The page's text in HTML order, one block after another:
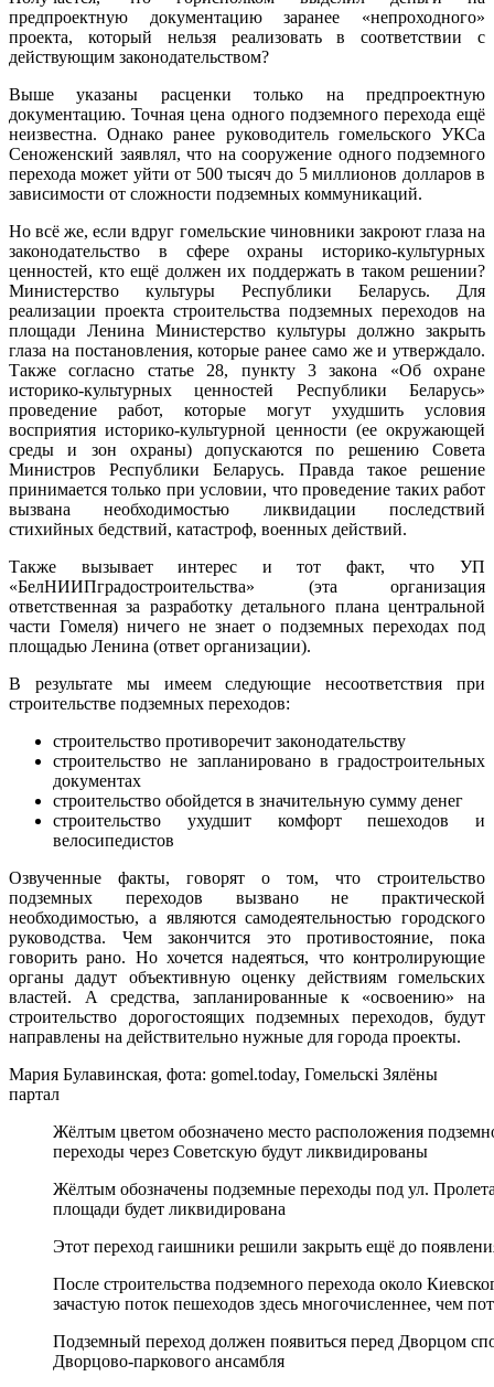
предпроектную документацию заранее «непроходного»
проекта, который нельзя реализовать в соответствии с
действующим законодательством?
Выше указаны расценки только на предпроектную
документацию. Точная цена одного подземного перехода ещё
неизвестна. Однако ранее руководитель гомельского УКСа
Сеноженский заявлял, что на сооружение одного подземного
перехода может уйти от 500 тысяч до 5 миллионов долларов в
зависимости от сложности подземных коммуникаций.
Но всё же, если вдруг гомельские чиновники закроют глаза на
законодательство в сфере охраны историко-культурных
ценностей, кто ещё должен их поддержать в таком решении?
Министерство культуры Республики Беларусь. Для
реализации проекта строительства подземных переходов на
площади Ленина Министерство культуры должно закрыть
глаза на постановления, которые ранее само же и утверждало.
Также согласно статье 28, пункту 3 закона «Об охране
историко-культурных ценностей Республики Беларусь»
проведение работ, которые могут ухудшить условия
восприятия историко-культурной ценности (ее окружающей
среды и зон охраны) допускаются по решению Совета
Министров Республики Беларусь. Правда такое решение
принимается только при условии, что проведение таких работ
вызвана необходимостью ликвидации последствий
стихийных бедствий, катастроф, военных действий.
Также вызывает интерес и тот факт, что УП
«БелНИИПградостроительства» (эта организация
ответственная за разработку детального плана центральной
части Гомеля) ничего не знает о подземных переходах под
площадью Ленина (ответ организации).
В результате мы имеем следующие несоответствия при
строительстве подземных переходов:
строительство противоречит законодательству
строительство не запланировано в градостроительных
документах
строительство обойдется в значительную сумму денег
строительство ухудшит комфорт пешеходов и
велосипедистов
Озвученные факты, говорят о том, что строительство
подземных переходов вызвано не практической
необходимостью, а являются самодеятельностью городского
руководства. Чем закончится это противостояние, пока
говорить рано. Но хочется надеяться, что контролирующие
органы дадут объективную оценку действиям гомельских
властей. А средства, запланированные к «освоению» на
строительство дорогостоящих подземных переходов, будут
направлены на действительно нужные для города проекты.
Мария Булавинская, фота: gomel.today, Гомельскі Зялёны
партал
Жёлтым цветом обозначено место расположения
переходы через Советскую будут ликвидированы
Жёлтым обозначены подземные переходы под ул.
площади будет ликвидирована
Этот переход гаишники решили закрыть ещё до
После строительства подземного перехода около
зачастую поток пешеходов здесь многочисленнее, чем
Подземный переход должен появиться перед Дворцом
Дворцово-паркового ансамбля